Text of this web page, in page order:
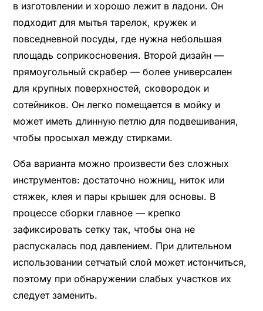
в изготовлении и хорошо лежит в ладони. Он
подходит для мытья тарелок, кружек и
повседневной посуды, где нужна небольшая
площадь соприкосновения. Второй дизайн —
прямоугольный скрабер — более универсален
для крупных поверхностей, сковородок и
сотейников. Он легко помещается в мойку и
может иметь длинную петлю для подвешивания,
чтобы просыхал между стирками.
Оба варианта можно произвести без сложных
инструментов: достаточно ножниц, ниток или
стяжек, клея и пары крышек для основы. В
процессе сборки главное — крепко
зафиксировать сетку так, чтобы она не
распускалась под давлением. При длительном
использовании сетчатый слой может истончиться,
поэтому при обнаружении слабых участков их
следует заменить.